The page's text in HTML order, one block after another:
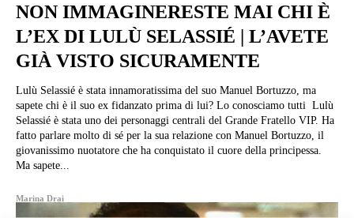
NON IMMAGINERESTE MAI CHI È
L’EX DI LULÙ SELASSIÉ | L’AVETE
GIÀ VISTO SICURAMENTE
Lulù Selassié è stata innamoratissima del suo Manuel Bortuzzo, ma
sapete chi è il suo ex fidanzato prima di lui? Lo conosciamo tutti Lulù
Selassié è stata uno dei personaggi centrali del Grande Fratello VIP. Ha
fatto parlare molto di sé per la sua relazione con Manuel Bortuzzo, il
giovanissimo nuotatore che ha conquistato il cuore della principessa.
Ma sapete...
Marina Drai